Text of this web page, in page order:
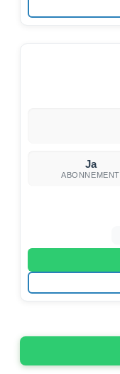
Ja
ABONNEMENT